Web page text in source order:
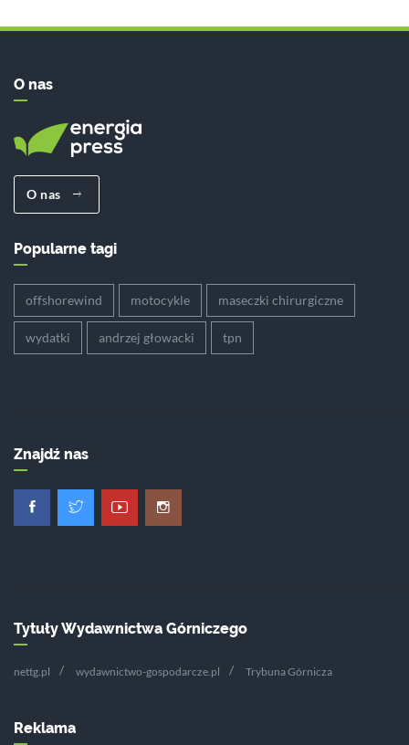
O nas
O nas
Popularne tagi
offshorewind motocykle maseczki chirurgiczne
wydatki andrzej głowacki tpn
Znajdź nas
Tytuły Wydawnictwa Górniczego
nettg.pl wydawnictwo-gospodarcze.pl Trybuna Górnicza
Reklama